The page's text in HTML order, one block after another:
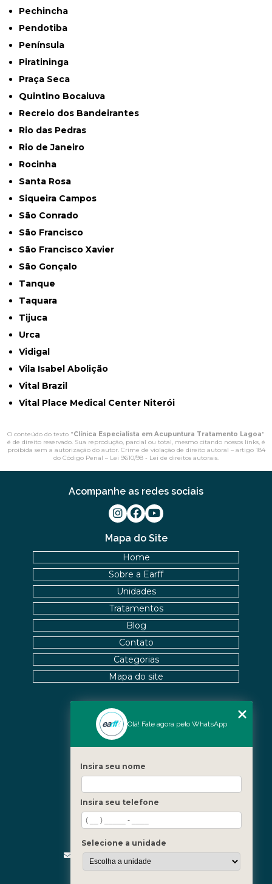
Pechincha
Pendotiba
Península
Piratininga
Praça Seca
Quintino Bocaiuva
Recreio dos Bandeirantes
Rio das Pedras
Rio de Janeiro
Rocinha
Santa Rosa
Siqueira Campos
São Conrado
São Francisco
São Francisco Xavier
São Gonçalo
Tanque
Taquara
Tijuca
Urca
Vidigal
Vila Isabel Abolição
Vital Brazil
Vital Place Medical Center Niterói
O conteúdo do texto "Clínica Especialista em Acupuntura Tratamento Lagoa"
é de direito reservado. Sua reprodução, parcial ou total, mesmo citando nossos links, é
proibida sem a autorização do autor. Crime de violação de direito autoral – artigo 184
do Código Penal – Lei 9610/98 - Lei de direitos autorais.
Fale Conosco
(21) 3619-5657
(21) 99390-3850
contato@fisioterapiainvestigativa.com
Segunda a sexta, das 7h às 21h
Nossas Unidades
Barra - Rio de Janeiro
Mapa do Site
Home
Sobre a Earff
Unidades
Tratamentos
Blog
Contato
Categorias
Mapa do site
Acompanhe as redes sociais
Olá! Fale agora pelo WhatsApp
Insira seu nome
Insira seu telefone
Selecione a unidade